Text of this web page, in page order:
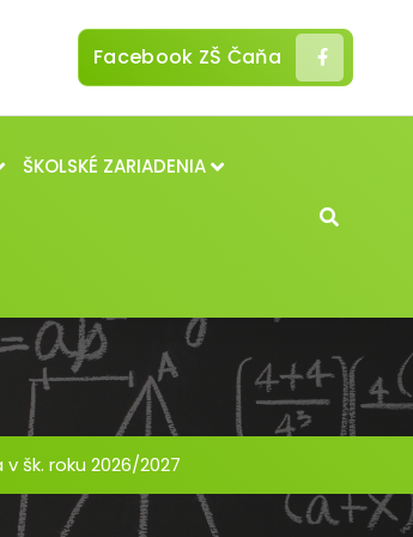
Facebook ZŠ Čaňa
ŠKOLSKÉ ZARIADENIA
šk. roku 2026/2027